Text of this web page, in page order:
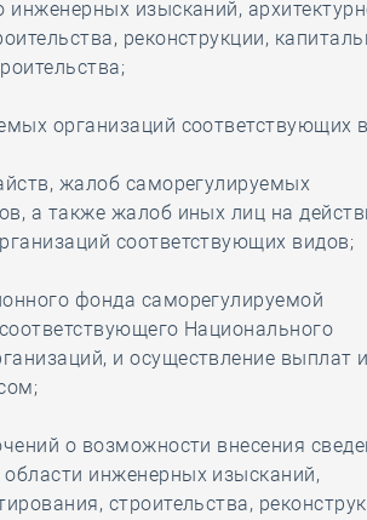
инженерных изысканий,
реконструкции,
организаций соответствующих
жалоб саморегулируемых
а также жалоб иных лиц на
соответствующих видов;
фонда саморегулируемой
Национального
и осуществление выплат
о возможности внесения
инженерных изысканий,
строительства,